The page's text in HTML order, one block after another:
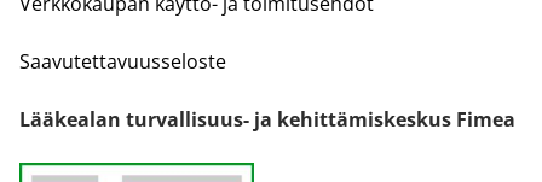
Saavutettavuusseloste
Lääkealan turvallisuus- ja kehittämiskeskus Fimea